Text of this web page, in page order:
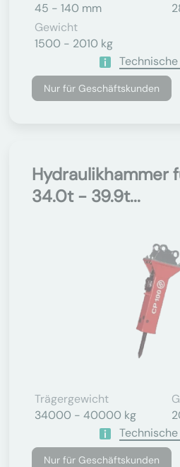
45 - 140 mm
Gewicht
1500 - 2010 kg
Nur für Geschäftskunden
Hydraulikhammer
34.0t - 39.9t...
Trägergewicht
34000 - 40000 kg
Nur für Geschäftskunden